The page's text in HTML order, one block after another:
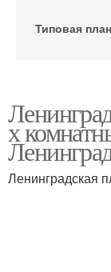
Типовая
х
Ленинградская